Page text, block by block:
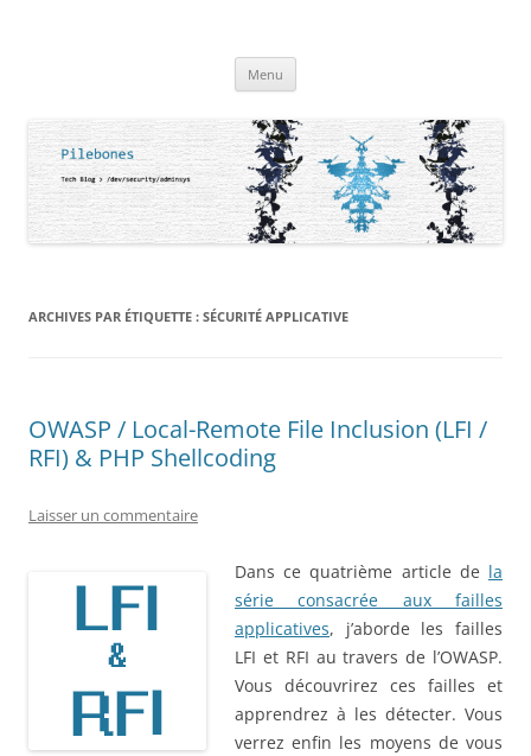
Menu
ARCHIVES PAR ÉTIQUETTE : SÉCURITÉ APPLICATIVE
OWASP / Local-Remote File Inclusion (LFI /
RFI) & PHP Shellcoding
Laisser un commentaire
Dans ce quatrième article de la
série consacrée aux failles
applicatives, j’aborde les failles
LFI et RFI au travers de l’OWASP.
Vous découvrirez ces failles et
apprendrez à les détecter. Vous
verrez enfin les moyens de vous